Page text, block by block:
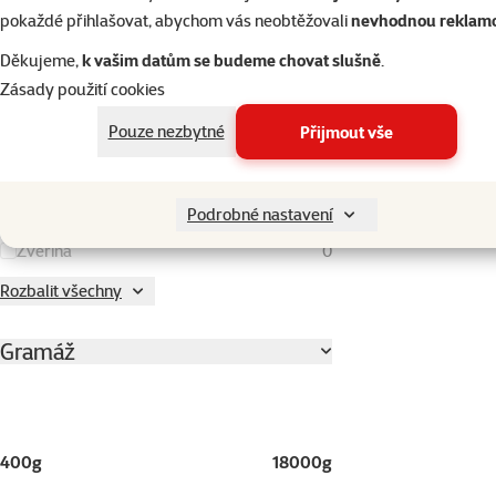
pokaždé přihlašovat, abychom vás neobtěžovalinevhodnou
Děkujeme,k vašim datům se budeme chovat slušně.
Zásady použití cookies
Pouze nezbytné
Přijmout vše
Podrobné nastavení
Oves
Pivovarské kvasnice
0
Pstruh
0
0
0
Zvěřina
0
Rozbalit všechny
Gramáž
400g 18000g